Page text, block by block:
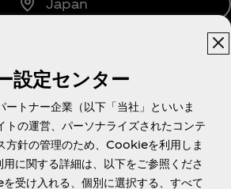
Japan
設定センター
ートナー企業（以下「当社」といいま
トの運営、パーソナライズされたコンテ
方針の管理のため、Cookieを利用しま
に関する詳細は、以下をご参照くださ
受け入れる、個別に選択する、すべて